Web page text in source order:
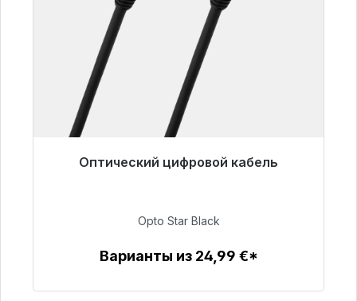
Оптический цифровой кабель
Готовы к немедленной отправке, срок
93,00 €
Opto Star Black
Варианты из 24,99 €*